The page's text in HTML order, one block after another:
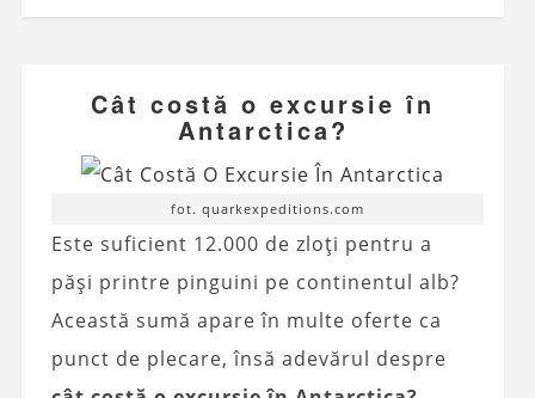
Cât costă o excursie în
Antarctica?
fot. quarkexpeditions.com
Este suficient 12.000 de zloți pentru a
păși printre pinguini pe continentul alb?
Această sumă apare în multe oferte ca
punct de plecare, însă adevărul despre